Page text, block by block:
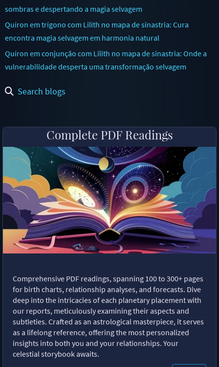
sombras e despertando a magia selvagem
Quíron em trígono com Lilith no mapa de sinastria: Cura
encontra magia selvagem em harmonia natural
Quíron em conjunção com Lilith no mapa de sinastria: Onde a
vulnerabilidade desperta uma transformação selvagem
Search blogs
Complete PDF Readings
Comprehensive PDF readings, spanning 100 to 300+ pages
for birth charts, relationship analyses, and forecasts. Dive
deep into the intricacies of each planetary placement with
our reports, meticulously examining their aspects and
subtleties. Crafted as an astrological masterpiece, it serves
as a lifelong reference, offering the most personalized
insights into both you and your relationships. Your
celestial storybook awaits.